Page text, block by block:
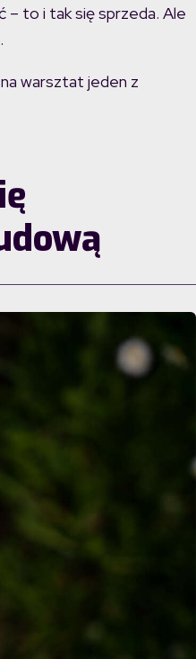
– to i tak się sprzeda. Ale
warsztat jeden z